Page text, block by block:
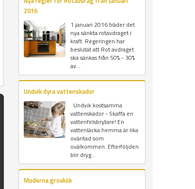
2016
1 januari 2016 träder det
nya sänkta rotavdraget i
kraft. Regeringen har
beslutat att Rot avdraget
ska sänkas från 50% - 30%
av...
Undvik dyra vattenskador
Undvik kostsamma
vattenskador - Skaffa en
vattenfelsbrytare! En
vattenläcka hemma är lika
oväntad som
ovälkommen. Efterföljden
blir dryg...
Moderna grovkök